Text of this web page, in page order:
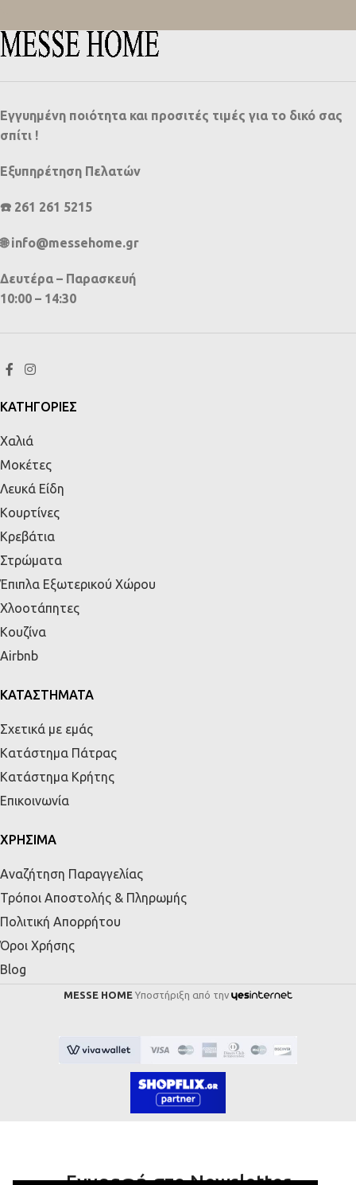
Εγγυημένη ποιότητα και προσιτές τιμές για το δικό σας
σπίτι !
Εξυπηρέτηση Πελατών
☎️ 261 261 5215
🌐 info@messehome.gr
Δευτέρα – Παρασκευή
10:00 – 14:30
ΚΑΤΗΓΟΡΙΕΣ
Χαλιά
Μοκέτες
Λευκά Είδη
Κουρτίνες
Κρεβάτια
Στρώματα
Έπιπλα Εξωτερικού Χώρου
Χλοοτάπητες
Κουζίνα
Airbnb
ΚΑΤΑΣΤΗΜΑΤΑ
Σχετικά με εμάς
Κατάστημα Πάτρας
Κατάστημα Κρήτης
Επικοινωνία
ΧΡΗΣΙΜΑ
Αναζήτηση Παραγγελίας
Τρόποι Αποστολής & Πληρωμής
Πολιτική Απορρήτου
Όροι Χρήσης
Blog
MESSE HOME Υποστήριξη από την